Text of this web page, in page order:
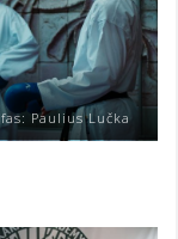
Paulius Lučka